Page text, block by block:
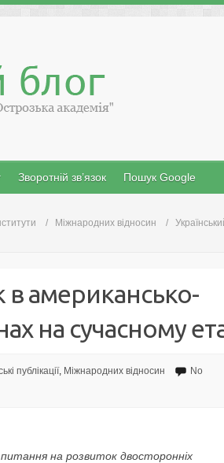
Зворотній зв’язок Пошук Google
Міжнародних відносин
в американсько-
на сучасному
публікації, Міжнародних відносин
No
на розвиток двосторонніх